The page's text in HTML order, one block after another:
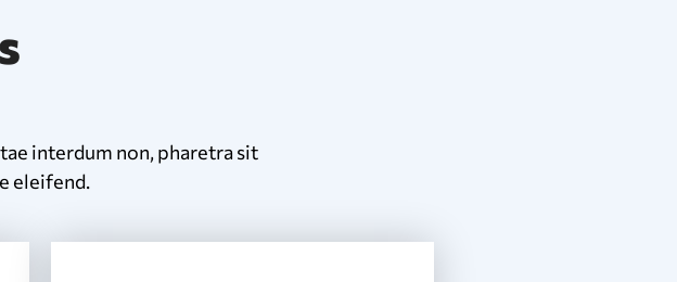
interdum non, pharetra sit
eleifend.